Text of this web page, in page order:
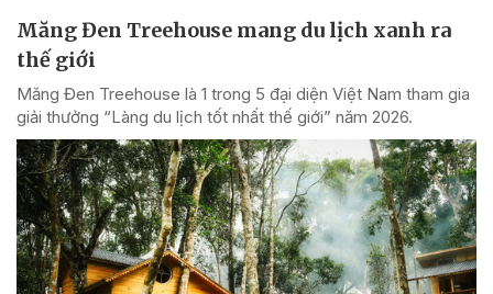
Măng Đen Treehouse mang du lịch xanh ra
thế giới
Măng Đen Treehouse là 1 trong 5 đại diện Việt Nam tham gia
giải thưởng “Làng du lịch tốt nhất thế giới” năm 2026.